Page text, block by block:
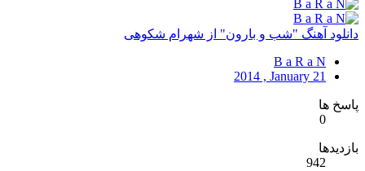
دانلود آهنگ "شب و بارون" از شهرام شکوهی
B a R a N
2014 , January 21
پاسخ ها
0
بازدیدها
942